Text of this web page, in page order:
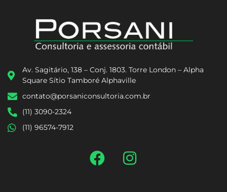
Av. Sagitário, 138 – Conj. 1803. Torre London – Alpha
Square Sítio Tamboré Alphaville
contato@porsaniconsultoria.com.br
(11) 3090-2324
(11) 96574-7912